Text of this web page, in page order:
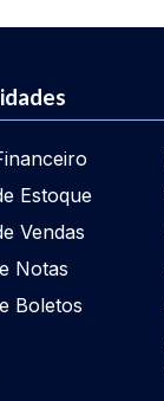
Estoque
Vendas
Notas
Boletos